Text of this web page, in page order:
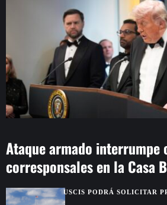
Ataque armado interrumpe
corresponsales en la Casa
WashingtonUSCIS PODRÁ SOLICITAR
VERIFICAR VÍNCULOS